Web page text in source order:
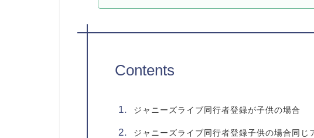
Contents
ジャニーズライブ同行者登録が子供の場合
ジャニーズライブ同行者登録子供の場合同じ